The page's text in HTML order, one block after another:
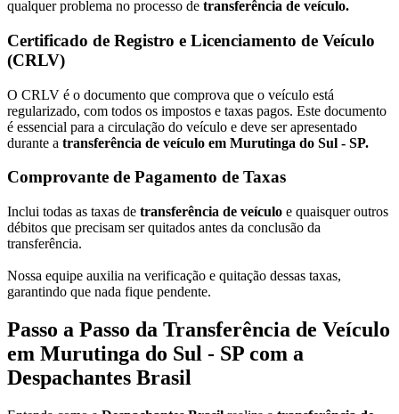
qualquer problema no processo de transferência de veículo.
Certificado de Registro e Licenciamento de Veículo
(CRLV)
O CRLV é o documento que comprova que o veículo está
regularizado, com todos os impostos e taxas pagos. Este documento
é essencial para a circulação do veículo e deve ser apresentado
durante a transferência de veículo em Murutinga do Sul - SP.
Comprovante de Pagamento de Taxas
Inclui todas as taxas de transferência de veículo e quaisquer outros
débitos que precisam ser quitados antes da conclusão da
transferência.
Nossa equipe auxilia na verificação e quitação dessas taxas,
garantindo que nada fique pendente.
Passo a Passo da Transferência de Veículo
em Murutinga do Sul - SP com a
Despachantes Brasil